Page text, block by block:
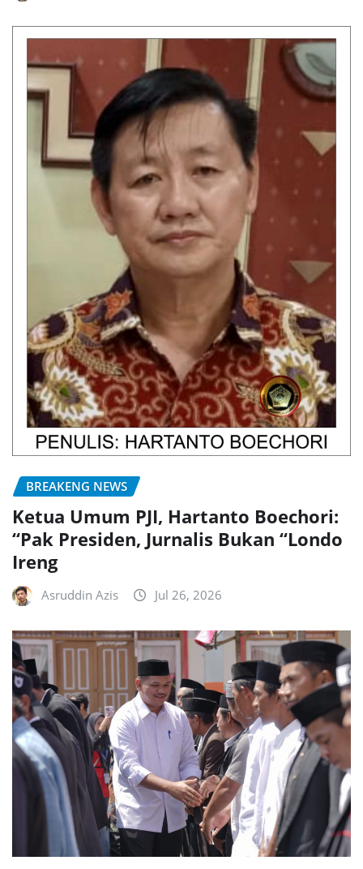
BREAKENG NEWS
Ketua Umum PJI, Hartanto Boechori:
“Pak Presiden, Jurnalis Bukan “Londo
Ireng
Asruddin Azis Jul 26, 2026